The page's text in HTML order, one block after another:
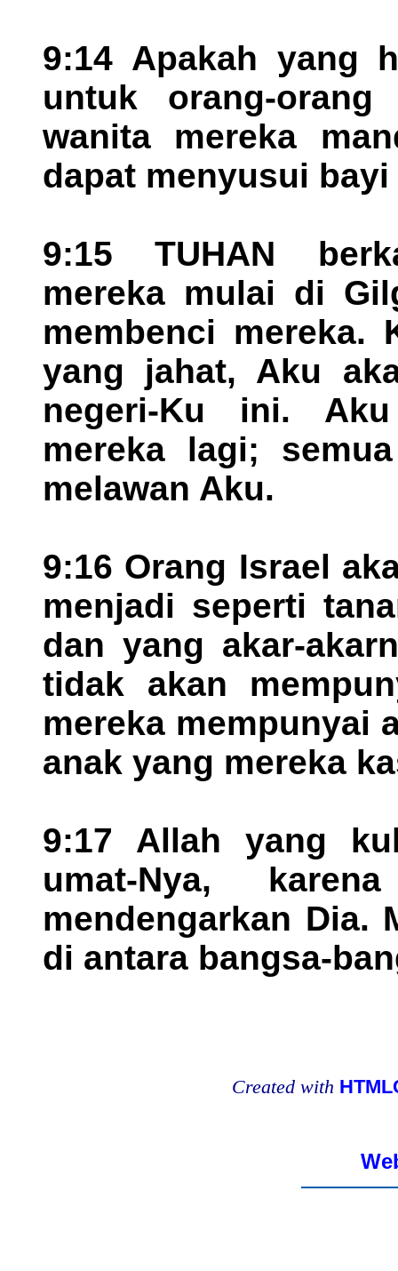
9:14 Apakah yang
untuk orang-
wanita mereka
dapat menyusui bayi
9:15 TUHAN
mereka mulai di
membenci mereka.
yang jahat, Aku
negeri-Ku ini.
mereka lagi;
melawan Aku.
9:16 Orang Israel
menjadi seperti
dan yang akar-
tidak akan
mereka mempunyai
anak yang mereka
9:17 Allah yang
umat-Nya,
mendengarkan Dia.
di antara bangsa-
Created with